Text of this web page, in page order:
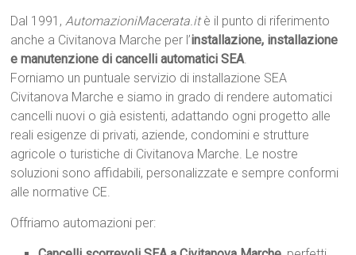
Dal 1991,AutomazioniMacerata.itè il punto di riferimento
anche a Civitanova Marche per l’installazione, installazione
e manutenzione di cancelli automatici SEA.
Forniamo un puntuale servizio di installazione SEA
Civitanova Marche e siamo in grado di rendere automatici
cancelli nuovi o già esistenti, adattando ogni progetto alle
reali esigenze di privati, aziende, condomini e strutture
agricole o turistiche di Civitanova Marche. Le nostre
soluzioni sono affidabili, personalizzate e sempre conformi
alle normative CE.
Offriamo automazioni per: